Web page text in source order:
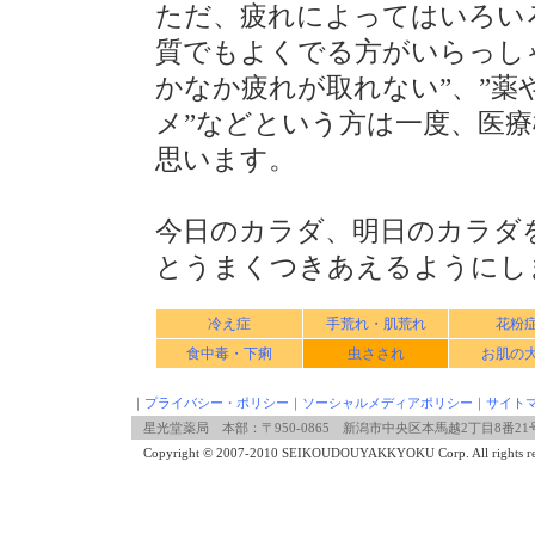
ただ、疲れによってはいろ
質でもよくでる方がいらっ
かなか疲れが取れない”、”
メ”などという方は一度、医
思います。
今日のカラダ、明日のカラ
とうまくつきあえるように
冷え症 手荒れ・肌荒れ
花粉
食中毒・下痢
虫さされ お肌の
｜ プライバシー・ポリシー ｜ ソーシャルメディアポリシー ｜ サイト
星光堂薬局 本部：〒950-0865 新潟市中央区本馬越2丁目8番
Copyright © 2007-2010 SEIKOUDOUYAKKYOKU Corp. All rights